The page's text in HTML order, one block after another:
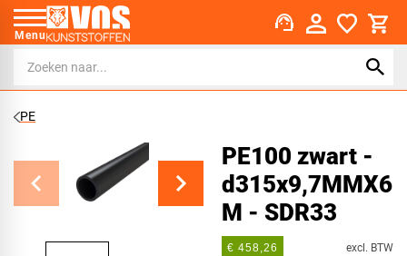
Menu support_agent
PE
PE100 zwart -
d315x9,7MMX6
M - SDR33
€ 458,26 excl. BTW